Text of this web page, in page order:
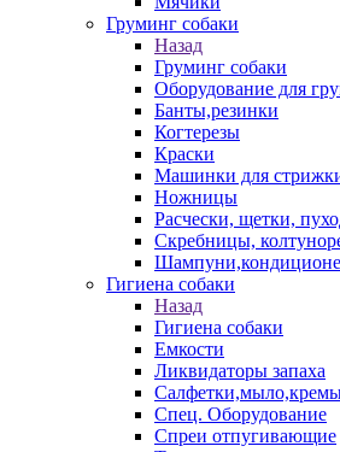
Груминг собаки
Назад
Груминг собаки
Оборудование для
Банты,резинки
Когтерезы
Краски
Машинки для
Ножницы
Расчески, щетки,
Скребницы,
Гигиена собаки
Назад
Гигиена собаки
Емкости
Ликвидаторы запаха
Спец. Оборудование
Спреи отпугивающие